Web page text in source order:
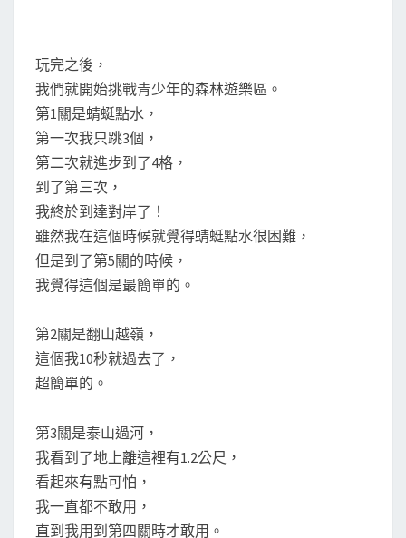
玩完之後，
我們就開始挑戰青少年的森林遊樂區。
第1關是蜻蜓點水，
第一次我只跳3個，
第二次就進步到了4格，
到了第三次，
我終於到達對岸了！
雖然我在這個時候就覺得蜻蜓點水很困難，
但是到了第5關的時候，
我覺得這個是最簡單的。
第2關是翻山越嶺，
這個我10秒就過去了，
超簡單的。
第3關是泰山過河，
我看到了地上離這裡有1.2公尺，
看起來有點可怕，
我一直都不敢用，
直到我用到第四關時才敢用。